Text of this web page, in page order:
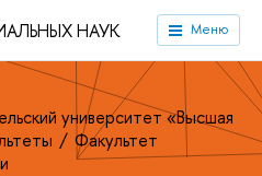
НАУК Меню
университет «Высшая
Факультет